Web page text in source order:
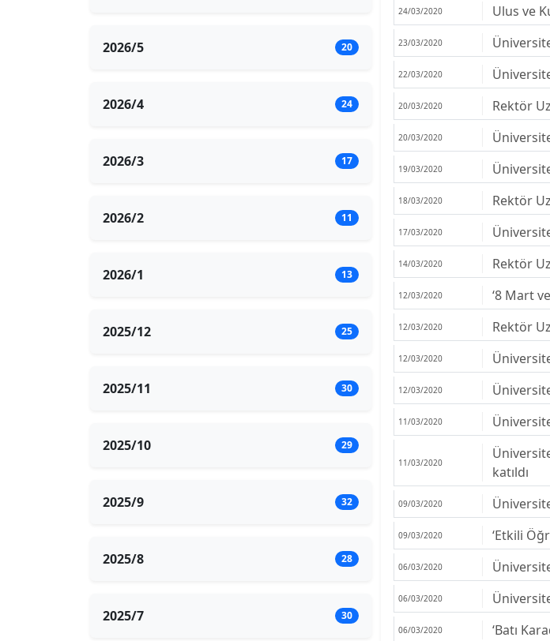
2026/5 20
2026/4 24
2026/3 17
2026/2 11
2026/1 13
2025/12 25
2025/11 30
2025/10 29
2025/9 32
2025/8 28
2025/7 30
24/03/2020 Ulus ve
23/03/2020
22/03/2020
20/03/2020 Rektör
20/03/2020
19/03/2020
18/03/2020 Rektör
17/03/2020
14/03/2020 Rektör
12/03/2020 ‘8 Mart
12/03/2020 Rektör
12/03/2020
12/03/2020
11/03/2020
11/03/2020
katıldı
09/03/2020
09/03/2020 ‘Etkili
06/03/2020
06/03/2020
06/03/2020 ‘Batı